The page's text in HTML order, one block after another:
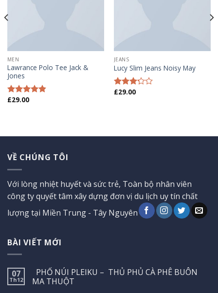
MEN
Lawrance Polo Tee Jack &
Jones
Được xếp
£29.00
JEANS
Lucy Slim Jeans Noisy May
Được
£29.00
VỀ CHÚNG TÔI
Với lòng nhiệt huyết và sức trẻ, Toàn bộ nhân viên
công ty quyết tâm xây dựng đơn vị du lịch uy tín chất
lượng tại Miền Trung - Tây Nguyên
BÀI VIẾT MỚI
07
Th12
PHỐ NÚI PLEIKU – THỦ PHỦ CÀ PHÊ BUÔN
MA THUỘT